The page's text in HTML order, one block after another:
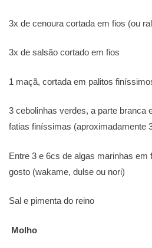
3x de cenoura cortada em fios (ou
3x de salsão cortado em fios
1 maçã, cortada em palitos
3 cebolinhas verdes, a parte branca
fatias finíssimas (aproximadamente
Entre 3 e 6cs de algas marinhas em
gosto (wakame, dulse ou nori)
Sal e pimenta do reino
Molho